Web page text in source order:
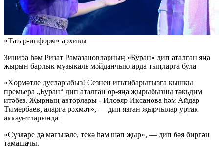
«Татар-информ» архивы
Зинира һәм Ризат Рамазановларның «Буран» дип аталган яңа
җырын барлык музыкаль мәйданчыкларда тыңларга була.
«Хөрмәтле дусларыбыз! Сезнен игьтибарыгызга кышкы
премьера „Буран“ дип аталган өр-яңа җырыбызны тәкьдим
итәбез. Җырның авторлары - Илсөяр Иксанова һәм Айдар
Тимербаев, аларга рәхмәт», — дип язган җырчылар уртак
аккаунтларында.
«Сүзләре дә мәгънәле, текә һәм шәп җыр», — дип бәя биргән
тамашачы.